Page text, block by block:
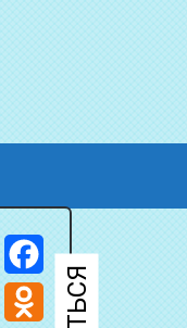
Facebook